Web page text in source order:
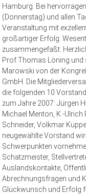
Hamburg. Bei
(Donnerstag) und allen
Veranstaltung mit
großartiger Erfolg.
zusammengefaßt.
Prof.Thomas Löning und
Marowski von der
GmbH. Die
die folgenden 10
zum Jahre 2007: Jürgen
Michael Menton, K.-
Schneider, Volkmar
neugewählte Vorstand
Schwerpunkten
Schatzmeister,
Auslandskontakte,
Abrechnungsfragen und
Glückwunsch und Erfolg